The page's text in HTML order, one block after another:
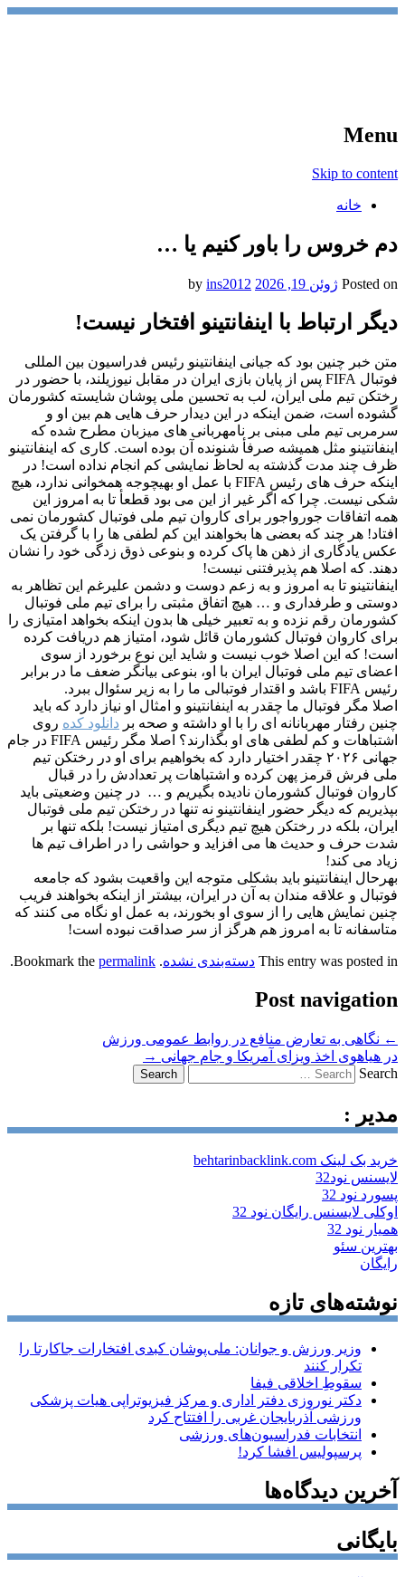
Menu
Skip to content
خانه
دم خروس را باور کنیم یا …
Posted on ژوئن 19, 2026 ins2012
دیگر ارتباط با اینفانتینو افتخار نیست!
متن خبر چنین بود که جیانی اینفانتینو رئیس فدراسیون بین المللی
فوتبال FIFA پس از پایان بازی ایران در مقابل نیوزیلند، با حضور در
رختکن تیم ملی ایران، لب به تحسین ملی پوشان شایسته کشورمان
گشوده است، ضمن اینکه در این دیدار حرف هایی هم بین او و
سرمربی تیم ملی مبنی بر نامهربانی های میزبان مطرح شده که
اینفانتینو مثل همیشه صرفأ شنونده آن بوده است. کاری که اینفانتینو
ظرف چند مدت گذشته به لحاظ نمایشی کم انجام نداده است! در
اینکه حرف های رئیس FIFA با عمل او بهیچوجه همخوانی ندارد، هیچ
شکی نیست. چرا که اگر غیر از این می بود قطعأ تا به امروز این
همه اتفاقات جورواجور برای کاروان تیم ملی فوتبال کشورمان نمی
افتاد! هر چند که بعضی ها بخواهند این کم لطفی ها را با گرفتن یک
عکس یادگاری از ذهن ها پاک کرده و بنوعی ذوق زدگی خود را نشان
دهند. که اصلا هم پذیرفتنی نیست!
اینفانتینو تا به امروز و به زعم دوست و دشمن علیرغم این تظاهر به
دوستی و طرفداری و … هیچ اتفاق مثبتی را برای تیم ملی فوتبال
کشورمان رقم نزده و به تعبیر خیلی ها بدون اینکه بخواهد امتیازی را
برای کاروان فوتبال کشورمان قائل شود، امتیاز هم دریافت کرده
است! که این اصلا خوب نیست و شاید این نوع برخورد از سوی
اعضای تیم ملی فوتبال ایران با او، بنوعی بیانگر ضعف ما در برابر
رئیس FIFA باشد و اقتدار فوتبالی ما را به زیر سئوال ببرد.
اصلا مگر فوتبال ما چقدر به اینفانتینو و امثال او نیاز دارد که باید
چنین رفتار مهربانانه ای را با او داشته و صحه بر دانلود کده روی
اشتباهات و کم لطفی های او بگذارند؟ اصلا مگر رئیس FIFA در جام
جهانی ۲۰۲۶ چقدر اختیار دارد که بخواهیم برای او در رختکن تیم
ملی فرش قرمز پهن کرده و اشتباهات پر تعدادش را در قبال
کاروان فوتبال کشورمان نادیده بگیریم و … در چنین وضعیتی باید
بپذیریم که دیگر حضور اینفانتینو نه تنها در رختکن تیم ملی فوتبال
ایران، بلکه در رختکن هیچ تیم دیگری امتیاز نیست! بلکه تنها بر
شدت حرف و حدیث ها می افزاید و حواشی را در اطراف تیم ها
زیاد می کند!
بهرحال اینفانتینو باید بشکلی متوجه این واقعیت بشود که جامعه
فوتبال و علاقه مندان به آن در ایران، بیشتر از اینکه بخواهند فریب
چنین نمایش هایی را از سوی او بخورند، به عمل او نگاه می کنند که
متاسفانه تا به امروز هم هرگز از سر صداقت نبوده است!
This entry was posted in دسته‌بندی نشده. Bookmark the
permalink
.
Post navigation
← نگاهی به تعارض منافع در روابط عمومی ورزش
در هیاهوی اخذ ویزای آمریکا و جام جهانی →
Search
مدیر :
خرید بک لینک behtarinbacklink.com
لایسنس نود32
پسورد نود 32
اوکلی لایسنس رایگان نود 32
همیار نود 32
بهترین سئو
رایگان
نوشته‌های تازه
وزیر ورزش و جوانان: ملی‌پوشان کبدی افتخارات جاکارتا را
تکرار کنند
سقوطِ اخلاقی فیفا
دکتر نوروزی دفتر اداری و مرکز فیزیوتراپی هیات پزشکی
ورزشی آذربایجان غربی را افتتاح کرد
انتخابات فدراسیون‌های ورزشی
پرسپولیس افشا کرد!
آخرین دیدگاه‌ها
بایگانی